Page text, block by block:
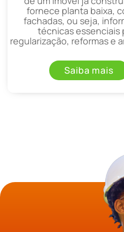
fornece planta baixa,
fachadas, ou seja,
técnicas essenciais
regularização, reformas e
Saiba mais